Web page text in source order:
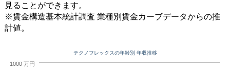
見ることができます。
※賃金構造基本統計調査 業種別賃金カーブデータからの推
計値。
テクノフレックスの年齢別 年収推移
1000 万円